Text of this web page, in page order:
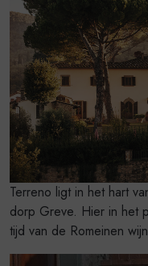
Terreno ligt in het hart
dorp Greve. Hier in het
tijd van de Romeinen